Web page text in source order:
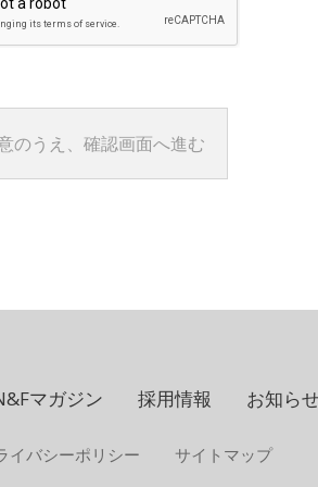
マガジン 採用情報 お知ら
イバシーポリシー サイトマップ